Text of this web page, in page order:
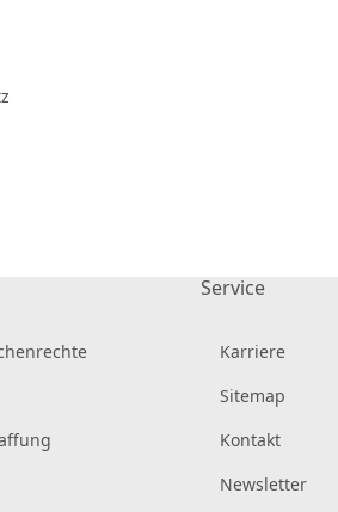
Service
Karriere
Sitemap
Kontakt
Newsletter